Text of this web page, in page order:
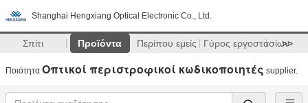
Shanghai Hengxiang Optical Electronic Co., Ltd.
Σπίτι Προϊόντα Περίπου εμείς Γύρος εργοστασίων
>>
Ποιότητα Οπτικοί περιστροφικοί κωδικοποιητές supplier.